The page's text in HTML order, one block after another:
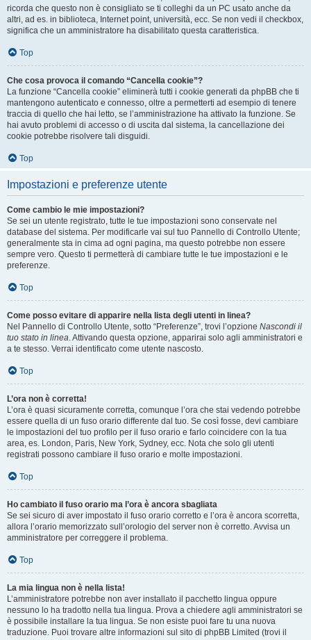
ricorda che questo non è consigliato se ti colleghi da un PC usato anche da
altri, ad es. in biblioteca, Internet point, università, ecc. Se non vedi il checkbox,
significa che un amministratore ha disabilitato questa caratteristica.
Top
Che cosa provoca il comando “Cancella cookie”?
La funzione “Cancella cookie” eliminerà tutti i cookie generati da phpBB che ti
mantengono autenticato e connesso, oltre a permetterti ad esempio di tenere
traccia di quello che hai letto, se l’amministrazione ha attivato la funzione. Se
hai avuto problemi di accesso o di uscita dal sistema, la cancellazione dei
cookie potrebbe risolvere tali disguidi.
Top
Impostazioni e preferenze utente
Come cambio le mie impostazioni?
Se sei un utente registrato, tutte le tue impostazioni sono conservate nel
database del sistema. Per modificarle vai sul tuo Pannello di Controllo Utente;
generalmente sta in cima ad ogni pagina, ma questo potrebbe non essere
sempre vero. Questo ti permetterà di cambiare tutte le tue impostazioni e le
preferenze.
Top
Come posso evitare di apparire nella lista degli utenti in linea?
Nel Pannello di Controllo Utente, sotto “Preferenze”, trovi l’opzione Nascondi il
tuo stato in linea. Attivando questa opzione, apparirai solo agli amministratori e
a te stesso. Verrai identificato come utente nascosto.
Top
L’ora non è corretta!
L’ora è quasi sicuramente corretta, comunque l’ora che stai vedendo potrebbe
essere quella di un fuso orario differente dal tuo. Se così fosse, devi cambiare
le impostazioni del tuo profilo per il fuso orario e farlo coincidere con la tua
area, es. London, Paris, New York, Sydney, ecc. Nota che solo gli utenti
registrati possono cambiare il fuso orario e molte impostazioni.
Top
Ho cambiato il fuso orario ma l’ora è ancora sbagliata
Se sei sicuro di aver impostato il fuso orario corretto e l’ora è ancora scorretta,
allora l’orario memorizzato sull’orologio del server non è corretto. Avvisa un
amministratore per correggere il problema.
Top
La mia lingua non è nella lista!
L’amministratore potrebbe non aver installato il pacchetto lingua oppure
nessuno lo ha tradotto nella tua lingua. Prova a chiedere agli amministratori se
è possibile installare la tua lingua. Se non esiste puoi fare tu una nuova
traduzione. Puoi trovare altre informazioni sul sito di phpBB Limited (trovi il